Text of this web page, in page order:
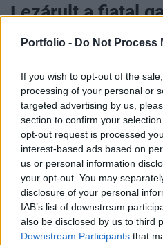
Portfolio - Do Not Process
If you wish to opt-out of the
processing of your personal or
targeted advertising by us,
section to confirm your
opt-out request is processed
interest-based ads based on
us or personal information
your opt-out. You may
disclosure of your personal
IAB’s list of downstream
also be disclosed by us to third
Downstream Participants that
Lezárult a fiatal
Portfolio
A legfelsőbb bírói
határozata révén a fiatal
2009. évi támogatási
felülvizsgálatával
eljárások a napokban
Mezőgazdasági és
közleményében.
Mint ismert, a szóban forgó